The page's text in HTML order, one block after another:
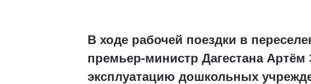
В ходе рабочей поездки в
премьер-министр Дагестана
эксплуатацию дошкольных